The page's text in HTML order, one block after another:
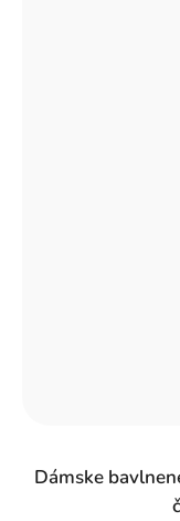
Dámske